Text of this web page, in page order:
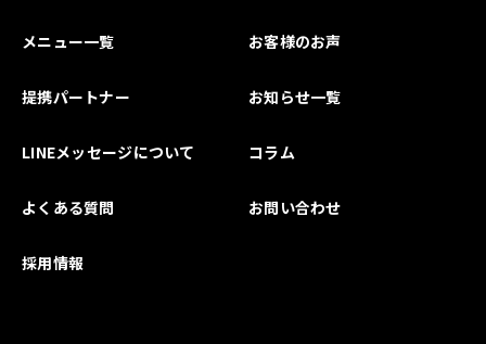
メニュー一覧 お客様のお声
提携パートナー お知らせ一覧
LINEメッセージについて コラム
よくある質問 お問い合わせ
採用情報